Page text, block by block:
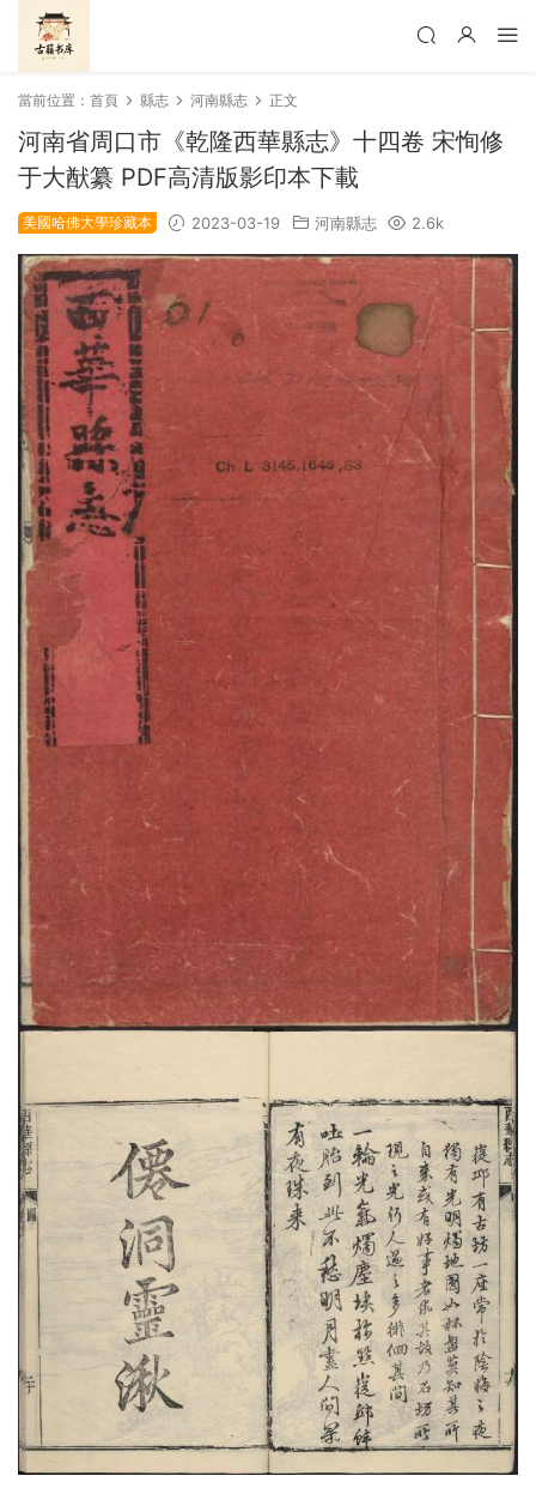
當前位置： 首頁 縣志 河南縣志 正文
河南省周口市《乾隆西華縣志》十四卷 宋恂修
于大猷纂 PDF高清版影印本下載
美國哈佛大學珍藏本 2023-03-19 河南縣志 2.6k